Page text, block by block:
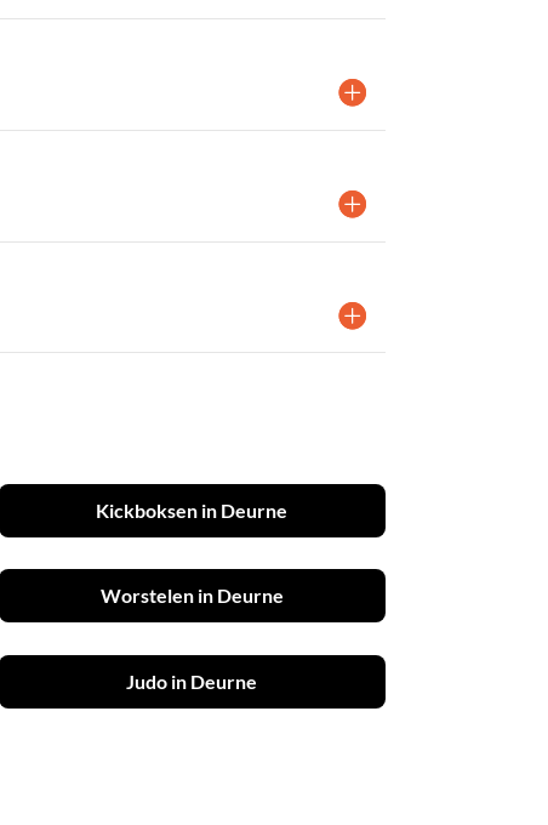
Kickboksen in Deurne
Worstelen in Deurne
Judo in Deurne